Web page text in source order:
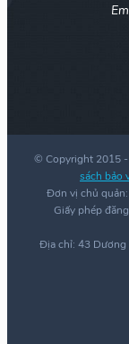
© Copyright 2015 -
sách bảo
Đơn vị chủ quản:
Giấy phép
Địa chỉ: 43 Dương